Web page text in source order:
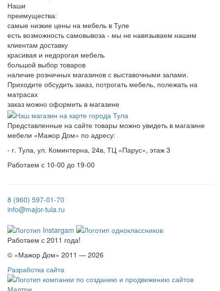
Наши
преимущества:
самые низкие цены на мебель в Туле
есть возможность самовывоза - мы не навязываем нашим
клиентам доставку
красивая и недорогая мебель
большой выбор товаров
наличие розничных магазинов с выставочными залами.
Приходите обсудить заказ, потрогать мебель, полежать на
матрасах
заказ можно оформить в магазине
Представленные на сайте товары можно увидеть в магазине
мебели «Мажор Дом» по адресу:
- г. Тула, ул. Коминтерна, 24в, ТЦ «Парус», этаж 3
Работаем с 10-00 до 19-00
8 (960) 597-01-70
info@major-tula.ru
Работаем с 2011 года!
© «Мажор Дом» 2011 — 2026
Разработка сайта